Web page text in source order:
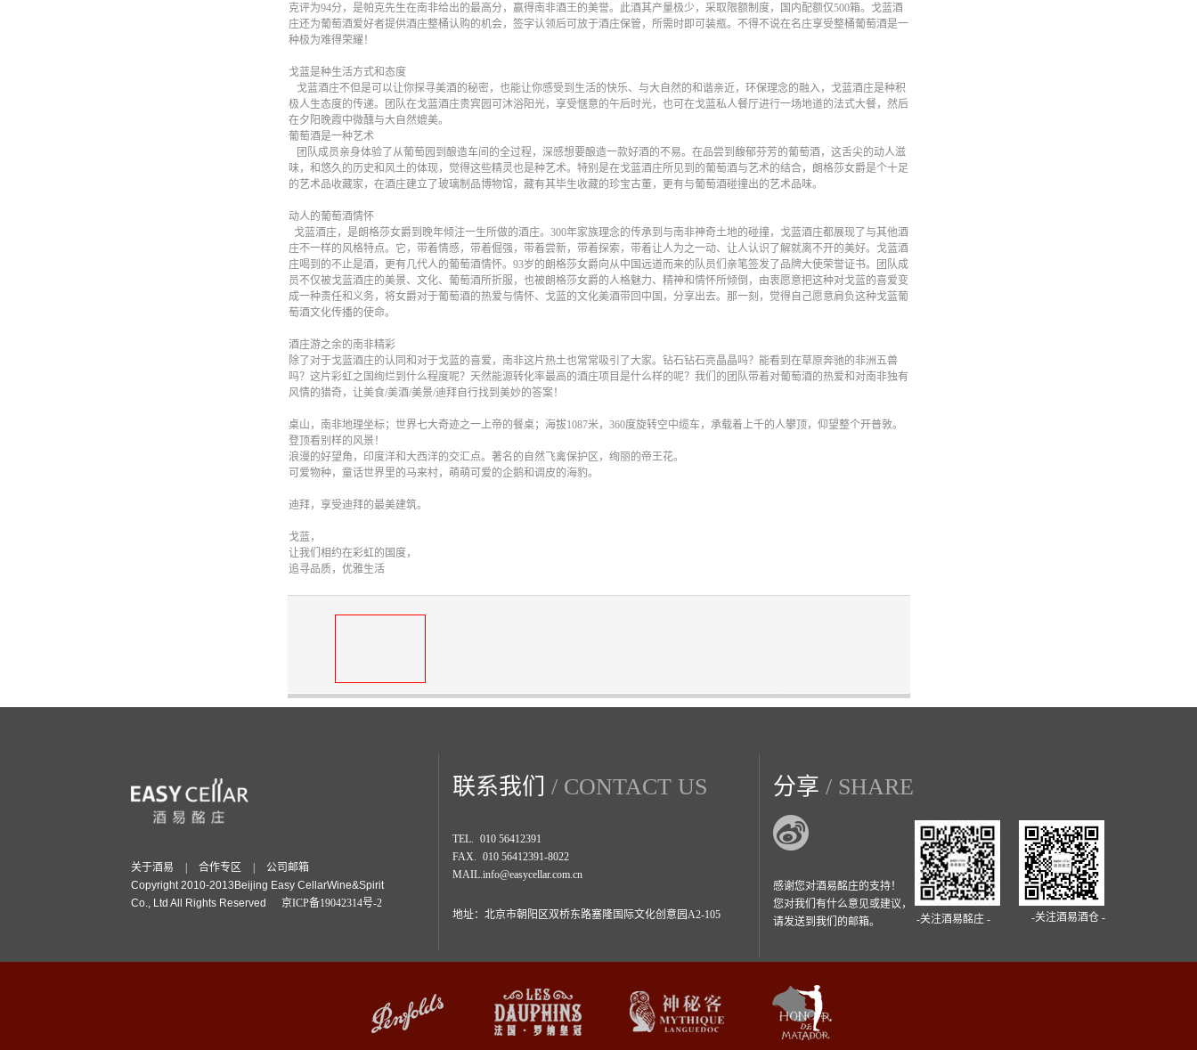
克评为94分，是帕克先生在南非给出的最高分，赢得南非酒王的美誉。此酒其产量极少，采取限额制度，国内配额仅500箱。戈蓝酒
庄还为葡萄酒爱好者提供酒庄整桶认购的机会，签字认领后可放于酒庄保管，所需时即可装瓶。不得不说在名庄享受整桶葡萄酒是一
种极为难得荣耀！
戈蓝是种生活方式和态度
戈蓝酒庄不但是可以让你探寻美酒的秘密，也能让你感受到生活的快乐、与大自然的和谐亲近，环保理念的融入，戈蓝酒庄是种积
极人生态度的传递。团队在戈蓝酒庄贵宾园可沐浴阳光，享受惬意的午后时光，也可在戈蓝私人餐厅进行一场地道的法式大餐，然后
在夕阳晚霞中微醺与大自然媲美。
葡萄酒是一种艺术
团队成员亲身体验了从葡萄园到酿造车间的全过程，深感想要酿造一款好酒的不易。在品尝到馥郁芬芳的葡萄酒，这舌尖的动人滋
味，和悠久的历史和风土的体现，觉得这些精灵也是种艺术。特别是在戈蓝酒庄所见到的葡萄酒与艺术的结合，朗格莎女爵是个十足
的艺术品收藏家，在酒庄建立了玻璃制品博物馆，藏有其毕生收藏的珍宝古董，更有与葡萄酒碰撞出的艺术品味。
动人的葡萄酒情怀
戈蓝酒庄，是朗格莎女爵到晚年倾注一生所做的酒庄。300年家族理念的传承到与南非神奇土地的碰撞，戈蓝酒庄都展现了与其他酒
庄不一样的风格特点。它，带着情感，带着倔强，带着尝新，带着探索，带着让人为之一动、让人认识了解就离不开的美好。戈蓝酒
庄喝到的不止是酒，更有几代人的葡萄酒情怀。93岁的朗格莎女爵向从中国远道而来的队员们亲笔签发了品牌大使荣誉证书。团队成
员不仅被戈蓝酒庄的美景、文化、葡萄酒所折服，也被朗格莎女爵的人格魅力、精神和情怀所倾倒，由衷愿意把这种对戈蓝的喜爱变
成一种责任和义务，将女爵对于葡萄酒的热爱与情怀、戈蓝的文化美酒带回中国，分享出去。那一刻，觉得自己愿意肩负这种戈蓝葡
萄酒文化传播的使命。
酒庄游之余的南非精彩
除了对于戈蓝酒庄的认同和对于戈蓝的喜爱，南非这片热土也常常吸引了大家。钻石钻石亮晶晶吗？能看到在草原奔驰的非洲五兽
吗？这片彩虹之国绚烂到什么程度呢？天然能源转化率最高的酒庄项目是什么样的呢？我们的团队带着对葡萄酒的热爱和对南非独有
风情的猎奇，让美食/美酒/美景/迪拜自行找到美妙的答案！
桌山，南非地理坐标；世界七大奇迹之一上帝的餐桌；海拔1087米，360度旋转空中缆车，承载着上千的人攀顶，仰望整个开普敦。
登顶看别样的风景！
浪漫的好望角，印度洋和大西洋的交汇点。著名的自然飞禽保护区，绚丽的帝王花。
可爱物种，童话世界里的马来村，萌萌可爱的企鹅和调皮的海豹。
迪拜，享受迪拜的最美建筑。
戈蓝，
让我们相约在彩虹的国度，
追寻品质，优雅生活
关于酒易 合作专区
公司邮箱
Copyright 2010-2013Beijing Easy CellarWine&Spirit
Co., Ltd All Rights Reserved
京ICP备19042314号-2
联系我们 / CONTACT US
TEL. 010 56412391
FAX. 010 56412391-8022
MAIL.info@easycellar.com.cn
地址：北京市朝阳区双桥东路塞隆国际文化创意园A2-105
分享 / SHARE
感谢您对酒易酩庄的支持！
您对我们有什么意见或建议，
请发送到我们的邮箱。
-关注酒易酩庄 - -关注酒易酒仓 -